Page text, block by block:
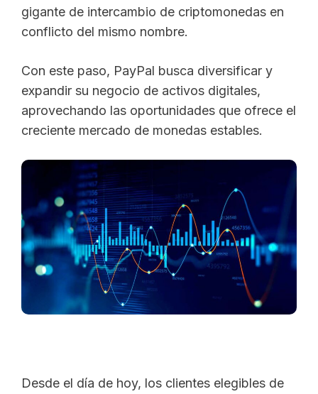
gigante de intercambio de criptomonedas en
conflicto del mismo nombre.
Con este paso, PayPal busca diversificar y
expandir su negocio de activos digitales,
aprovechando las oportunidades que ofrece el
creciente mercado de monedas estables.
Desde el día de hoy, los clientes elegibles de